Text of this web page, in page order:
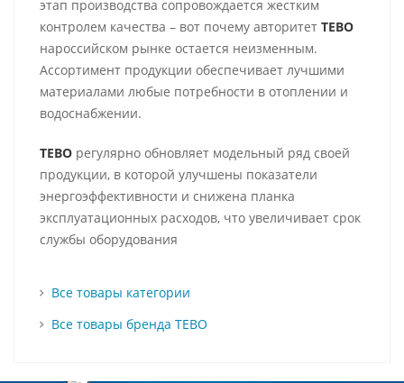
этап производства сопровождается жестким
контролем качества – вот почему авторитет TEBO
нароссийском рынке остается неизменным.
Ассортимент продукции обеспечивает лучшими
материалами любые потребности в отоплении и
водоснабжении.
TEBO регулярно обновляет модельный ряд своей
продукции, в которой улучшены показатели
энергоэффективности и снижена планка
эксплуатационных расходов, что увеличивает срок
службы оборудования
Все товары категории
Все товары бренда TEBO